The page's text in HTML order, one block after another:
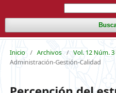
Inicio / Archivos / Vol. 12 Núm. 3
Administración-Gestión-Calidad